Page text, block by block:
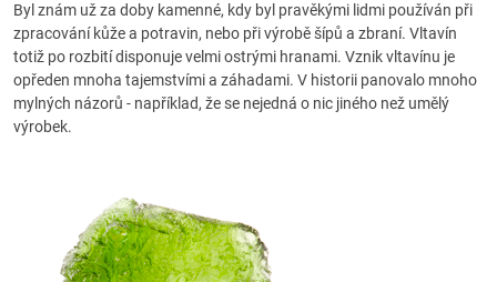
Byl znám už za doby kamenné, kdy byl pravěkými lidmi používán při
zpracování kůže a potravin, nebo při výrobě šípů a zbraní. Vltavín
totiž po rozbití disponuje velmi ostrými hranami. Vznik vltavínu je
opředen mnoha tajemstvími a záhadami. V historii panovalo mnoho
mylných názorů - například, že se nejedná o nic jiného než umělý
výrobek.